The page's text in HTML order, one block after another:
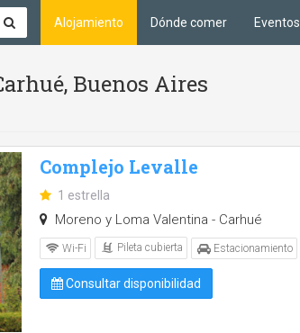
Alojamiento Dónde comer Eventos
Buenos Aires
Complejo Levalle
1 estrella
Moreno y Loma Valentina - Carhué
Wi-Fi Pileta cubierta Estacionamiento
Consultar disponibilidad